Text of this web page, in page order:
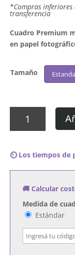
´*Compras
transferencia
Cuadro Premium
en papel
Tamaño
Fragment
02-
cantidad
⏲️ Los tiempos de
🚚 Calcular
Medida de
Estándar